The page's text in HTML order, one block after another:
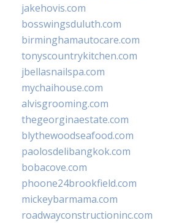
jakehovis.com
bosswingsduluth.com
birminghamautocare.com
tonyscountrykitchen.com
jbellasnailspa.com
mychaihouse.com
alvisgrooming.com
thegeorginaestate.com
blythewoodseafood.com
paolosdelibangkok.com
bobacove.com
phoone24brookfield.com
mickeybarmama.com
roadwayconstructioninc.com